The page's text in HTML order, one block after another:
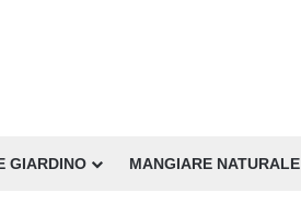
GIARDINO MANGIARE NATURALE